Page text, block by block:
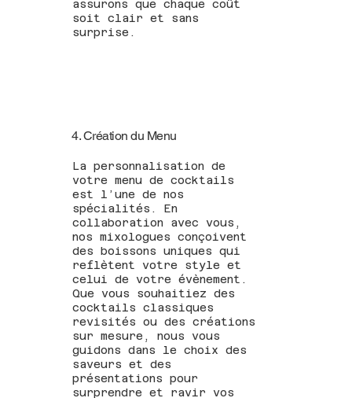
assurons que chaque coût
soit clair et sans
surprise.
4. Création du Menu
La personnalisation de
votre menu de cocktails
est l’une de nos
spécialités. En
collaboration avec vous,
nos mixologues conçoivent
des boissons uniques qui
reflètent votre style et
celui de votre évènement.
Que vous souhaitiez des
cocktails classiques
revisités ou des créations
sur mesure, nous vous
guidons dans le choix des
saveurs et des
présentations pour
surprendre et ravir vos